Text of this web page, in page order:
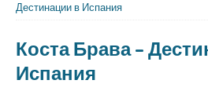
Дестинации в Испания
Коста Брава –
Испания